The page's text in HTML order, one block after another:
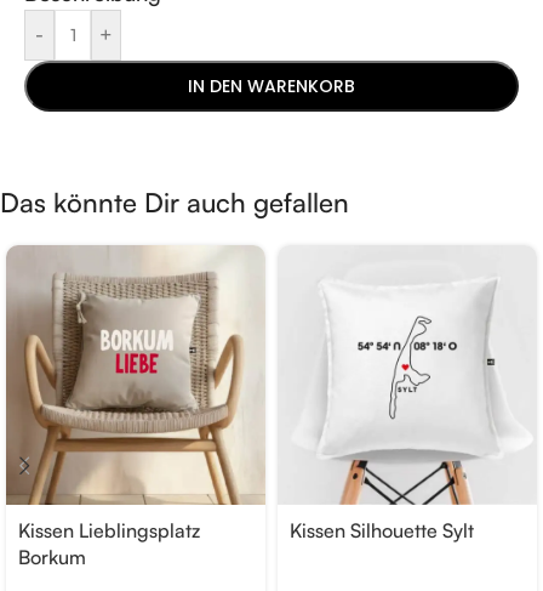
- +
IN DEN WARENKORB
Das könnte Dir auch gefallen
Kissen Lieblingsplatz
Borkum
Kissen Silhouette Sylt